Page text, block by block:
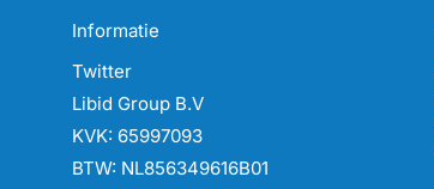
Informatie
Twitter
Libid Group B.V
KVK: 65997093
BTW: NL856349616B01